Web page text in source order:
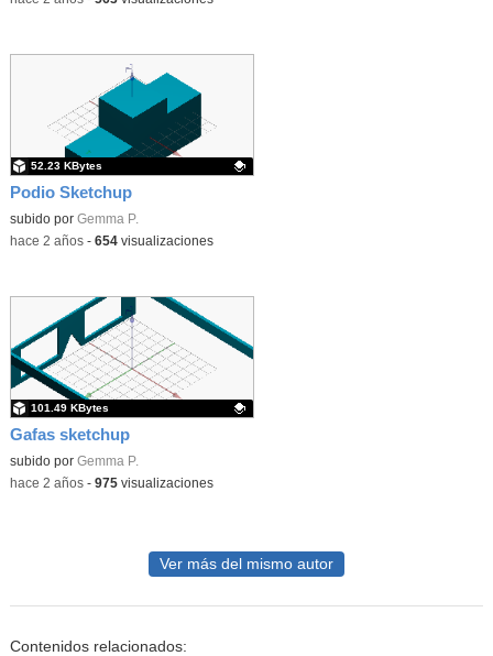
Podio Sketchup
Contenido educativo.
subido por Gemma P.
52.23 KBytes
-hace 2 años- 654visualizaciones
Gafas sketchup
Contenido educativo.
subido por Gemma P.
101.49 KBytes
-hace 2 años- 975visualizaciones
Ver más del mismo autor
Contenidos relacionados: